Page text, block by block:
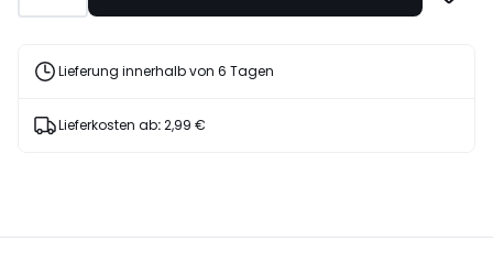
LAST
Lieferung innerhalb von 6 Tagen
Lieferkosten ab:2,99 €